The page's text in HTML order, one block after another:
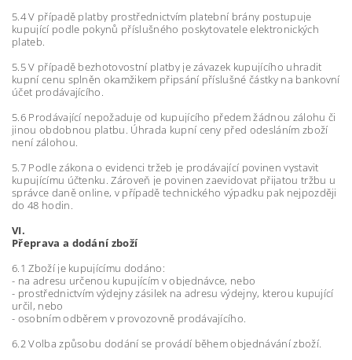
5.4 V případě platby prostřednictvím platební brány postupuje
kupující podle pokynů příslušného poskytovatele elektronických
plateb.
5.5 V případě bezhotovostní platby je závazek kupujícího uhradit
kupní cenu splněn okamžikem připsání příslušné částky na bankovní
účet prodávajícího.
5.6 Prodávající nepožaduje od kupujícího předem žádnou zálohu či
jinou obdobnou platbu. Úhrada kupní ceny před odesláním zboží
není zálohou.
5.7 Podle zákona o evidenci tržeb je prodávající povinen vystavit
kupujícímu účtenku. Zároveň je povinen zaevidovat přijatou tržbu u
správce daně online, v případě technického výpadku pak nejpozději
do 48 hodin.
VI.
Přeprava a dodání zboží
6.1 Zboží je kupujícímu dodáno:
- na adresu určenou kupujícím v objednávce, nebo
- prostřednictvím výdejny zásilek na adresu výdejny, kterou kupující
určil, nebo
- osobním odběrem v provozovně prodávajícího.
6.2 Volba způsobu dodání se provádí během objednávání zboží.